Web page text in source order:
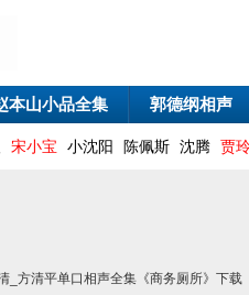
本山小品全集 郭德纲相声
宋小宝 小沈阳 陈佩斯 沈腾 贾
_方清平单口相声全集《商务厕所》下载